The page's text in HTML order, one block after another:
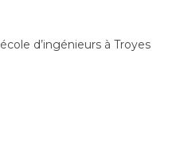
d’ingénieurs à Troyes